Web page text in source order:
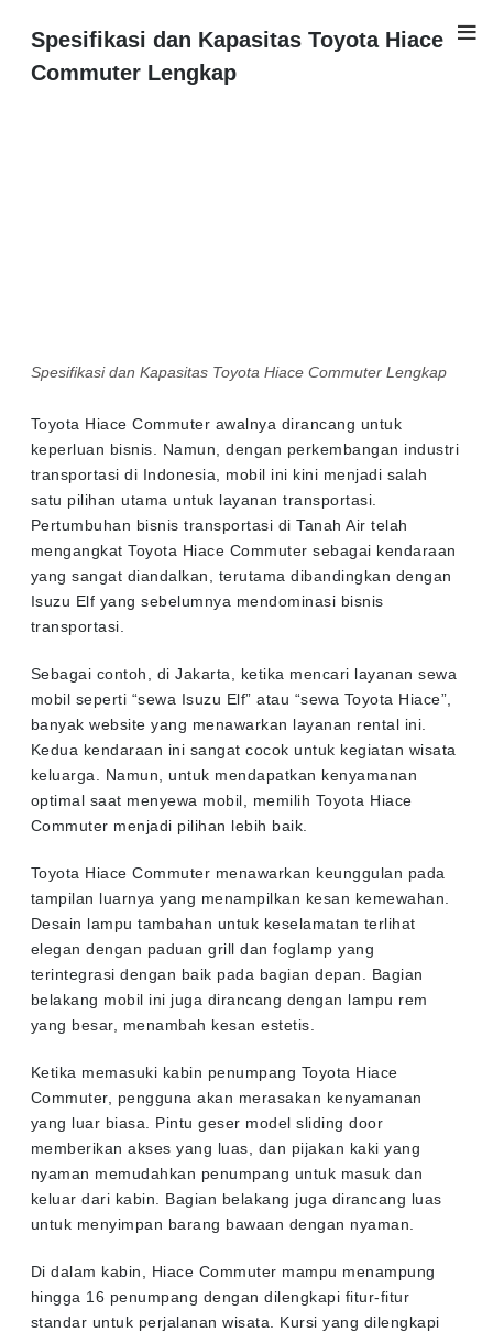
Spesifikasi dan Kapasitas Toyota Hiace
Commuter Lengkap
Spesifikasi dan Kapasitas Toyota Hiace Commuter Lengkap
Toyota Hiace Commuter awalnya dirancang untuk
keperluan bisnis. Namun, dengan perkembangan industri
transportasi di Indonesia, mobil ini kini menjadi salah
satu pilihan utama untuk layanan transportasi.
Pertumbuhan bisnis transportasi di Tanah Air telah
mengangkat Toyota Hiace Commuter sebagai kendaraan
yang sangat diandalkan, terutama dibandingkan dengan
Isuzu Elf yang sebelumnya mendominasi bisnis
transportasi.
Sebagai contoh, di Jakarta, ketika mencari layanan sewa
mobil seperti “sewa Isuzu Elf” atau “sewa Toyota Hiace”,
banyak website yang menawarkan layanan rental ini.
Kedua kendaraan ini sangat cocok untuk kegiatan wisata
keluarga. Namun, untuk mendapatkan kenyamanan
optimal saat menyewa mobil, memilih Toyota Hiace
Commuter menjadi pilihan lebih baik.
Toyota Hiace Commuter menawarkan keunggulan pada
tampilan luarnya yang menampilkan kesan kemewahan.
Desain lampu tambahan untuk keselamatan terlihat
elegan dengan paduan grill dan foglamp yang
terintegrasi dengan baik pada bagian depan. Bagian
belakang mobil ini juga dirancang dengan lampu rem
yang besar, menambah kesan estetis.
Ketika memasuki kabin penumpang Toyota Hiace
Commuter, pengguna akan merasakan kenyamanan
yang luar biasa. Pintu geser model sliding door
memberikan akses yang luas, dan pijakan kaki yang
nyaman memudahkan penumpang untuk masuk dan
keluar dari kabin. Bagian belakang juga dirancang luas
untuk menyimpan barang bawaan dengan nyaman.
Di dalam kabin, Hiace Commuter mampu menampung
hingga 16 penumpang dengan dilengkapi fitur-fitur
standar untuk perjalanan wisata. Kursi yang dilengkapi